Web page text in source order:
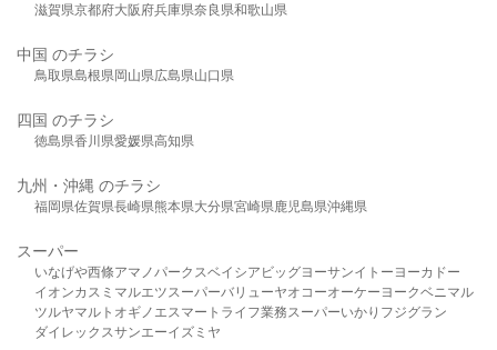
滋賀県京都府大阪府兵庫県奈良県和歌山県
中国 のチラシ
鳥取県島根県岡山県広島県山口県
四国 のチラシ
徳島県香川県愛媛県高知県
九州・沖縄 のチラシ
福岡県佐賀県長崎県熊本県大分県宮崎県鹿児島県沖縄県
スーパー
いなげや西條アマノパークスベイシア ビッグヨーサンイトーヨーカドー
イオンカスミ マルエツスーパーバリューヤオコーオーケー ヨークベニマル
ツルヤマルト オギノ エスマート ライフ業務スーパーいかり フジグラン
ダイレックスサンエーイズミヤ